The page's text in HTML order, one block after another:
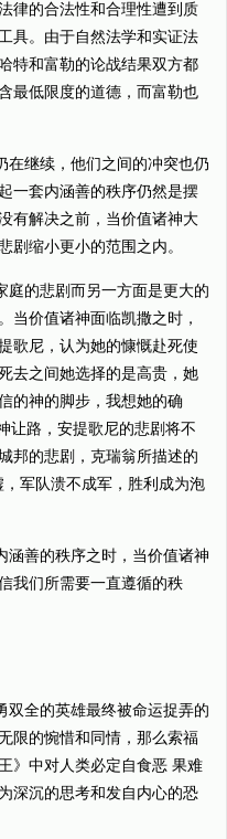
律的合法性和合理性遭到质
具。由于自然法学和实证法
特和富勒的论战结果双方都
最低限度的道德，而富勒也
继续，他们之间的冲突也仍
一套内涵善的秩序仍然是摆
有解决之前，当价值诸神大
剧缩小更小的范围之内。
的悲剧而另一方面是更大的
当价值诸神面临凯撒之时，
歌尼，认为她的慷慨赴死使
去之间她选择的是高贵，她
的神的脚步，我想她的确
让路，安提歌尼的悲剧将不
邦的悲剧，克瑞翁所描述的
军队溃不成军，胜利成为泡
善的秩序之时，当价值诸神
我们所需要一直遵循的秩
全的英雄最终被命运捉弄的
限的惋惜和同情，那么索福
》中对人类必定自食恶 果难
深沉的思考和发自内心的恐